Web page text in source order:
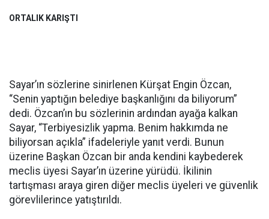
ORTALIK KARIŞTI
Sayar’ın sözlerine sinirlenen Kürşat Engin Özcan,
“Senin yaptığın belediye başkanlığını da biliyorum”
dedi. Özcan’ın bu sözlerinin ardından ayağa kalkan
Sayar, “Terbiyesizlik yapma. Benim hakkımda ne
biliyorsan açıkla” ifadeleriyle yanıt verdi. Bunun
üzerine Başkan Özcan bir anda kendini kaybederek
meclis üyesi Sayar’ın üzerine yürüdü. İkilinin
tartışması araya giren diğer meclis üyeleri ve güvenlik
görevlilerince yatıştırıldı.